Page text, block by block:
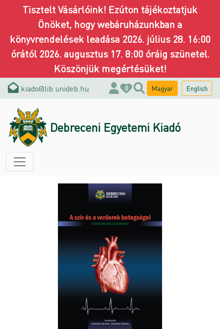
Tisztelt Vásárlóink! Ezúton tájékoztatjuk
Önöket, hogy webáruházunkban a
könyvrendelések leadása 2026. július 28. 16:00
órától 2026. augusztus 17. 8:00 óráig szünetel.
Köszönjük megértésüket!
kiado@lib.unideb.hu 0 Magyar English
Debreceni Egyetemi Kiadó